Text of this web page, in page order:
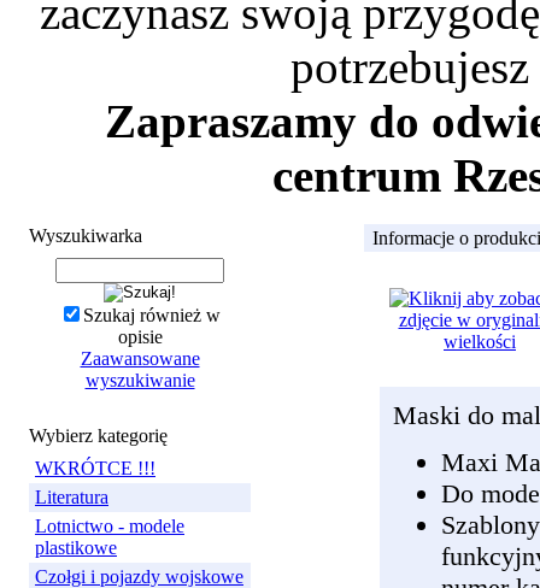
zaczynasz swoją
Zapraszamy do
centrum
Wyszukiwarka
Szukaj również w
opisie
Zaawansowane
wyszukiwanie
Wybierz kategorię
WKRÓTCE !!!
Literatura
Lotnictwo - modele
plastikowe
Czołgi i pojazdy wojskowe
Informacje o
Maski do
Maxi
Do